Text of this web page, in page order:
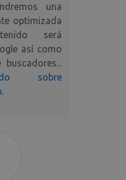
una
optimizada
será
así como
sobre
.